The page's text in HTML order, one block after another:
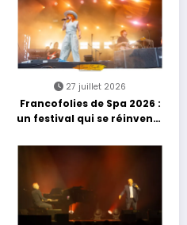
27 juillet 2026
Francofolies de Spa 2026 :
un festival qui se réinvente
grands moments de scène